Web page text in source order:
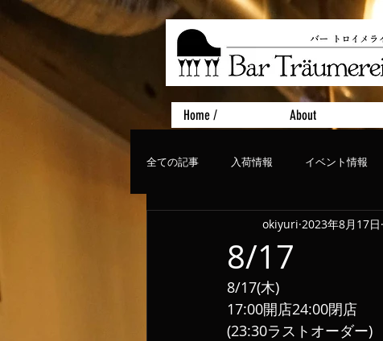
Home / About
全ての記事 入荷情報 イベント情報
ライブ、コンサート
8/17
okiyuri 2023年8月17日
8/17(木)
17:00開店24:00閉店
(23:30ラストオーダー)